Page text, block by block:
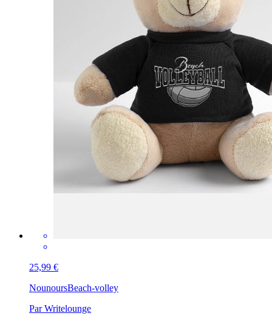
25,99 €
NounoursBeach-volley
Par Writelounge